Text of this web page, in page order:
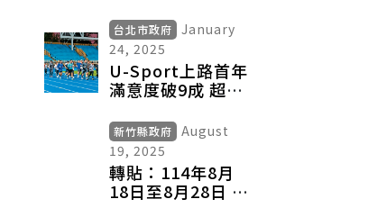
榮
台北市政府
January
24, 2025
U-Sport上路首年
滿意度破9成 超過
入後每週動起來
新竹縣政府
August
19, 2025
轉貼：114年8月
18日至8月28日 國